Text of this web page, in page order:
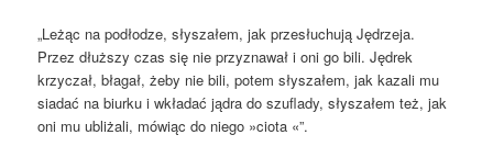
„Leżąc na podłodze, słyszałem, jak przesłuchują Jędrzeja.
Przez dłuższy czas się nie przyznawał i oni go bili. Jędrek
krzyczał, błagał, żeby nie bili, potem słyszałem, jak kazali mu
siadać na biurku i wkładać jądra do szuflady, słyszałem też, jak
oni mu ubliżali, mówiąc do niego »ciota «”.